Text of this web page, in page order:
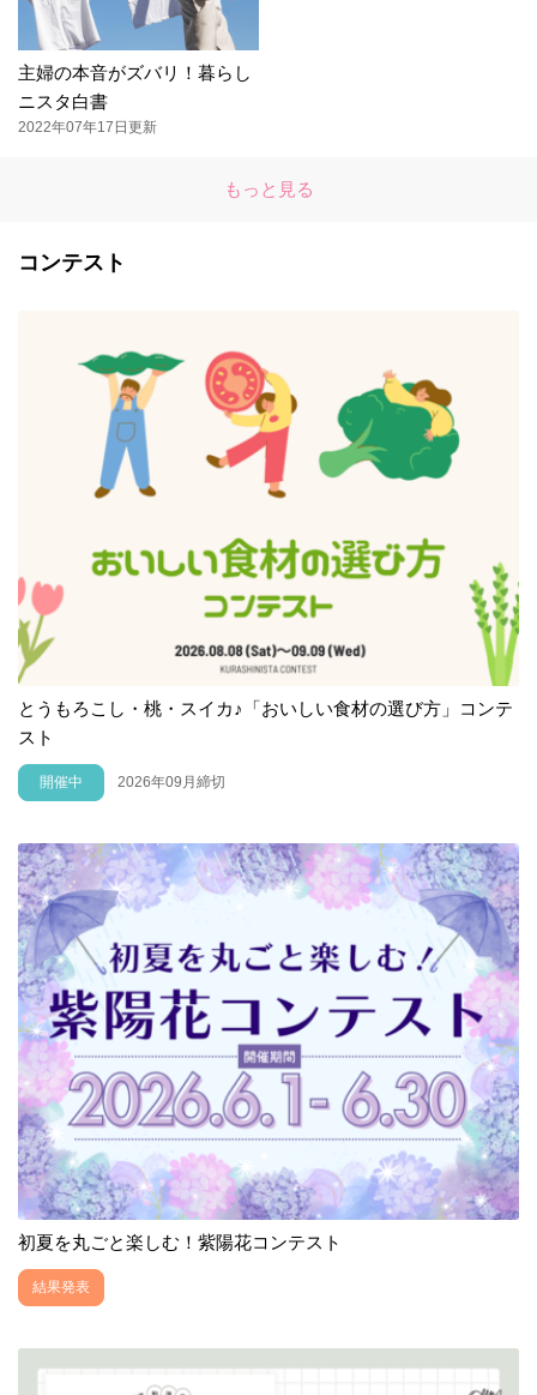
主婦の本音がズバリ！暮らし
ニスタ白書
2022年07年17日更新
もっと見る
コンテスト
とうもろこし・桃・スイカ♪「おいしい食材の選び方」コンテ
スト
開催中 2026年09月締切
初夏を丸ごと楽しむ！紫陽花コンテスト
結果発表